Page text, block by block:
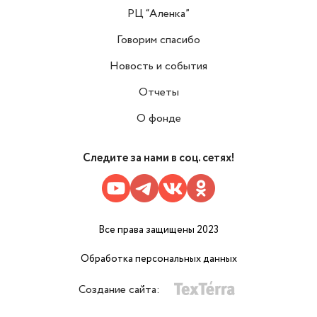
РЦ “Аленка”
Говорим спасибо
Новость и события
Отчеты
О фонде
Следите за нами в соц. сетях!
Все права защищены 2023
Обработка персональных данных
Создание сайта: